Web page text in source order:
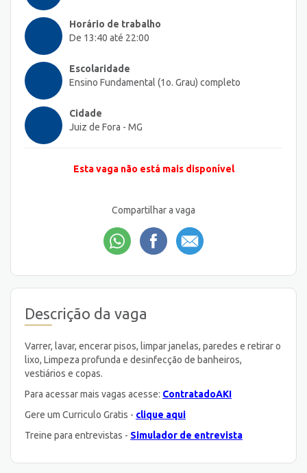
Horário de trabalho
De 13:40 até 22:00
Escolaridade
Ensino Fundamental (1o. Grau) completo
Cidade
Juiz de Fora - MG
Esta vaga não está mais disponível
Compartilhar a vaga
Descrição da vaga
Varrer, lavar, encerar pisos, limpar janelas, paredes e retirar o
lixo, Limpeza profunda e desinfecção de banheiros,
vestiários e copas.
Para acessar mais vagas acesse: ContratadoAKI
Gere um Curriculo Gratis - clique aqui
Treine para entrevistas - Simulador de entrevista